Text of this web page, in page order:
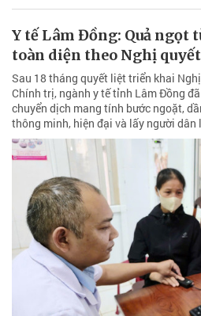
Y tế Lâm Đồng: Quả ngọt
toàn diện theo Nghị quyết
Sau 18 tháng quyết liệt triển khai
Chính trị, ngành y tế tỉnh Lâm Đồng
chuyển dịch mang tính bước ngoặt,
thông minh, hiện đại và lấy người dân